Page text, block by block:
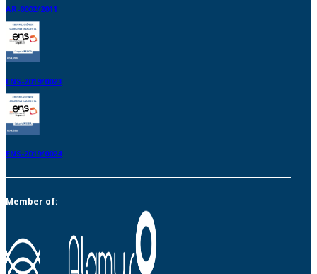
AR-0002/2011
ENS-2019/0023
ENS-2019/0024
Member of: